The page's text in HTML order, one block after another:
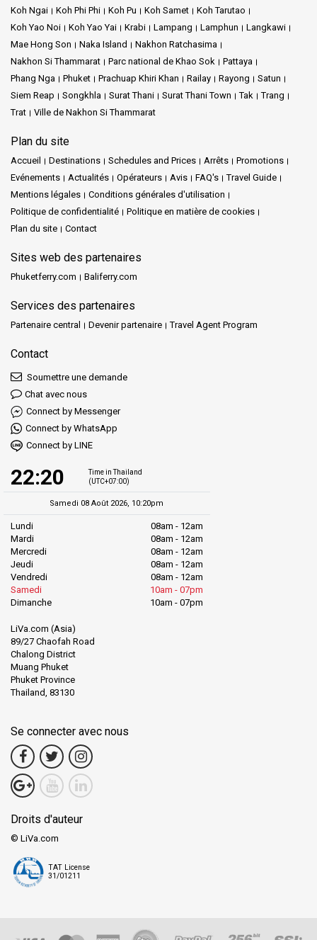
Koh Ngai
Koh Phi Phi Koh Pu Koh Samet
Koh Tarutao
Koh Yao Noi
Koh Yao Yai Krabi Lampang Lamphun
Langkawi
Mae Hong Son
Naka Island
Nakhon Ratchasima
Nakhon Si Thammarat
Parc national de Khao Sok
Pattaya
Phang Nga
Phuket Prachuap Khiri Khan Railay Rayong
Satun
Siem Reap
Songkhla Surat Thani Surat Thani Town Tak
Trang
Trat
Ville de Nakhon Si Thammarat
Plan du site
Accueil Destinations Schedules and Prices Arrêts
Promotions
Evénements
Actualités Opérateurs Avis FAQ's
Travel Guide
Mentions légales
Conditions générales d'utilisation
Politique de confidentialité
Politique en matière de cookies
Plan du site
Contact
Sites web des partenaires
Phuketferry.com Baliferry.com
Services des partenaires
Partenaire central Devenir partenaire Travel Agent Program
Contact
Soumettre une demande
Chat avec nous
Connect by Messenger
Connect by WhatsApp
Connect by LINE
22:20
Time in Thailand
(UTC+07:00)
Samedi 08 Août 2026, 10:20pm
Lundi
08am - 12am
Mardi
08am - 12am
Mercredi
08am - 12am
Jeudi
08am - 12am
Vendredi
08am - 12am
Samedi
10am - 07pm
Dimanche
10am - 07pm
LiVa.com (Asia)
89/27 Chaofah Road
Chalong District
Muang Phuket
Phuket Province
Thailand, 83130
Se connecter avec nous
Droits d'auteur
© LiVa.com
TAT License
31/01211